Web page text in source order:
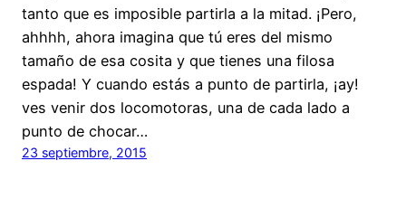
tanto que es imposible partirla a la mitad. ¡Pero,
ahhhh, ahora imagina que tú eres del mismo
tamaño de esa cosita y que tienes una filosa
espada! Y cuando estás a punto de partirla, ¡ay!
ves venir dos locomotoras, una de cada lado a
punto de chocar…
23 septiembre, 2015